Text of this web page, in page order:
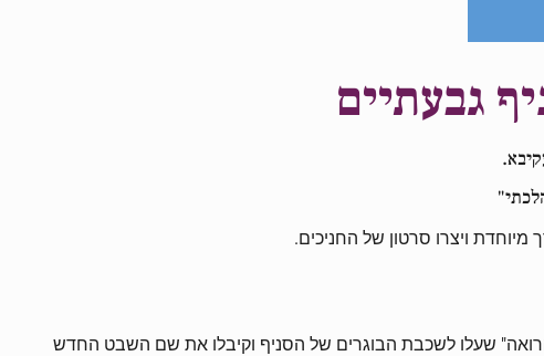
גבעתיים
ויצרו סרטון של החניכים.
שעלו לשכבת הבוגרים של הסניף וקיבלו את שם השבט החדש